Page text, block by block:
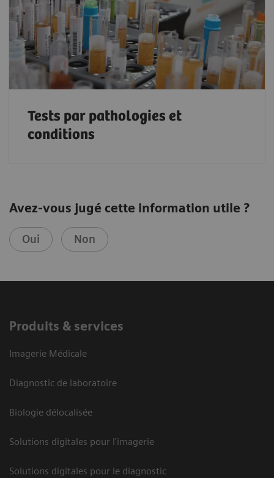
Tests par pathologies et
conditions
Avez-vous jugé cette information utile ?
Oui Non
Produits & services
Imagerie Médicale
Diagnostic de laboratoire
Biologie délocalisée
Solutions digitales pour l'imagerie
Solutions digitales pour le diagnostic